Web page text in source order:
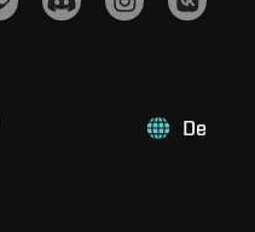
De